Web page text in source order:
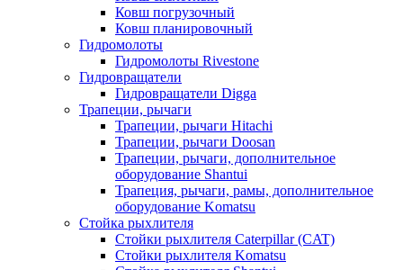
Ковш погрузочный
Ковш планировочный
Гидромолоты
Гидромолоты Rivestone
Гидровращатели
Гидровращатели Digga
Трапеции, рычаги
Трапеции, рычаги Hitachi
Трапеции, рычаги Doosan
Трапеции, рычаги, дополнительное
оборудование Shantui
Трапеция, рычаги, рамы, дополнительное
оборудование Komatsu
Стойка рыхлителя
Стойки рыхлителя Caterpillar (CAT)
Стойки рыхлителя Komatsu